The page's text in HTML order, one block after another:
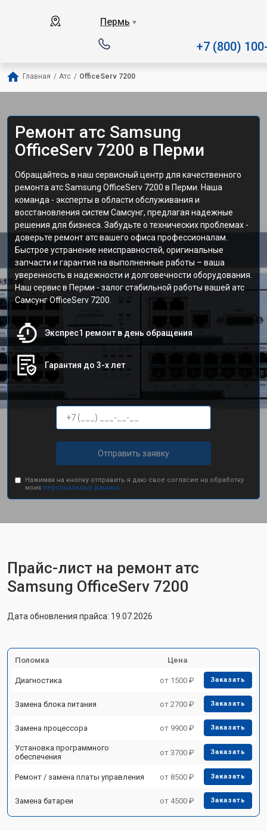
Пермь ▼
+7 (800)
Главная / Атс / OfficeServ 7200
Ремонт атс Samsung
OfficeServ 7200 в Перми
Обращайтесь в наш сервисный центр для качественного
ремонта атс Samsung OfficeServ 7200 в Перми. Наша
команда - эксперты в области обслуживания и
восстановления систем Самсунг, предлагая надежные
решения для бизнеса. Забудьте о технических проблемах -
доверьте ремонт атс вашего офиса профессионалам.
Быстрое устранение неисправностей, оригинальные
запчасти и гарантия на выполненные работы – ваша
уверенность в надежности и долговечности оборудования.
Наш сервис в Перми - залог стабильной работы вашей атс
Самсунг OfficeServ 7200.
Экспрес1 ремонт в день обращения
Гарантия до 3-х лет
Отправить заявку
Нажимая на кнопку отправить я даю свое согласие на обработку
моих персональных данных.
Прайс-лист на ремонт атс
Samsung OfficeServ 7200
Дата обновления прайса: 19.07.2026
Поломка Цена
Диагностика от 1500 ₽ Заказать
Замена блока питания от 2700 ₽ Заказать
Замена процессора от 9900 ₽ Заказать
Установка программного
обеспечения
от 3700 ₽ Заказать
Ремонт / замена платы управления от 8500 ₽ Заказать
Замена батареи от 4500 ₽ Заказать